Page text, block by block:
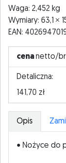
Waga: 2,452 kg
Wymiary: 63,1
EAN:
cenanetto/
Detaliczna:
141,70 zł
Opis
• Nożyce do